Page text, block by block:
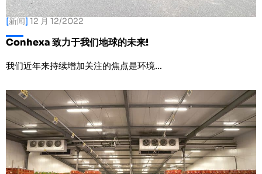
[新闻] 12 月 12/2022
Conhexa 致力于我们地球的未来!
我们近年来持续增加关注的焦点是环境…